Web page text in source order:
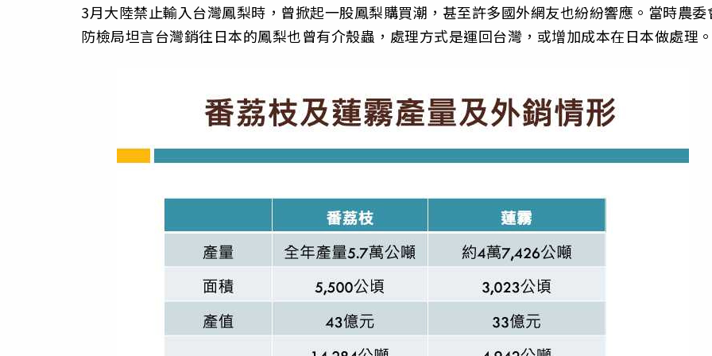
3月大陸禁止輸入台灣鳳梨時，曾掀起一股鳳梨購買潮，甚至許多國外網友也紛紛響應。當時農委
防檢局坦言台灣銷往日本的鳳梨也曾有介殼蟲，處理方式是運回台灣，或增加成本在日本做處理